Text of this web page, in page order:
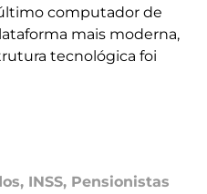
computador de
mais moderna,
tecnológica foi
, INSS, Pensionistas